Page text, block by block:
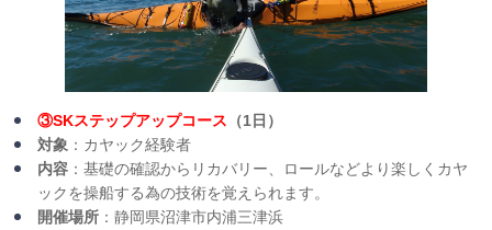
③SKステップアップコース （1日）
対象 ：カヤック経験者
内容 ：基礎の確認からリカバリー、ロールなどより楽しくカヤ
ックを操船する為の技術を覚えられます。
開催場所 ：静岡県沼津市内浦三津浜